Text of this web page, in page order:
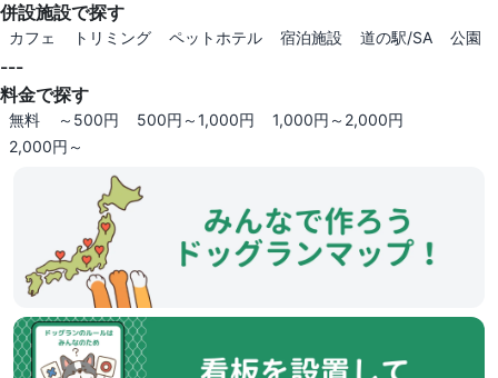
併設施設で探す
カフェ トリミング ペットホテル 宿泊施設 道の駅/SA 公園
---
料金で探す
無料 ～500円 500円～1,000円
1,000円～2,000円
2,000円～